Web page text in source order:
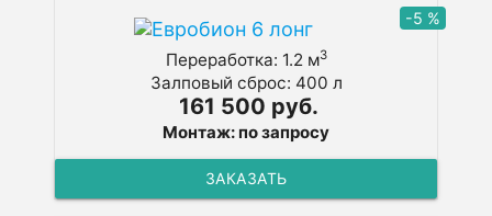
-5 %
Переработка: 1.2 м3
Залповый сброс: 400 л
161 500 руб.
Монтаж: по запросу
ЗАКАЗАТЬ